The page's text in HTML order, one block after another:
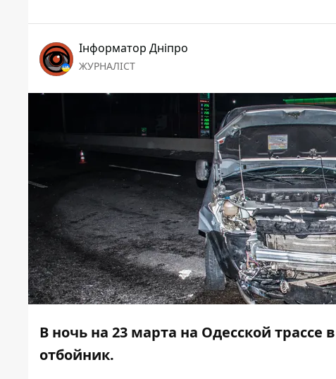
Інформатор Дніпро
ЖУРНАЛІСТ
В ночь на 23 марта на Одесской
отбойник.